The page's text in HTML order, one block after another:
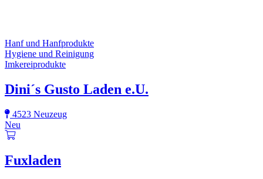
Hanf und Hanfprodukte
Hygiene und Reinigung
Imkereiprodukte
Dini´s Gusto Laden e.U.
4523 Neuzeug
Neu
Fuxladen